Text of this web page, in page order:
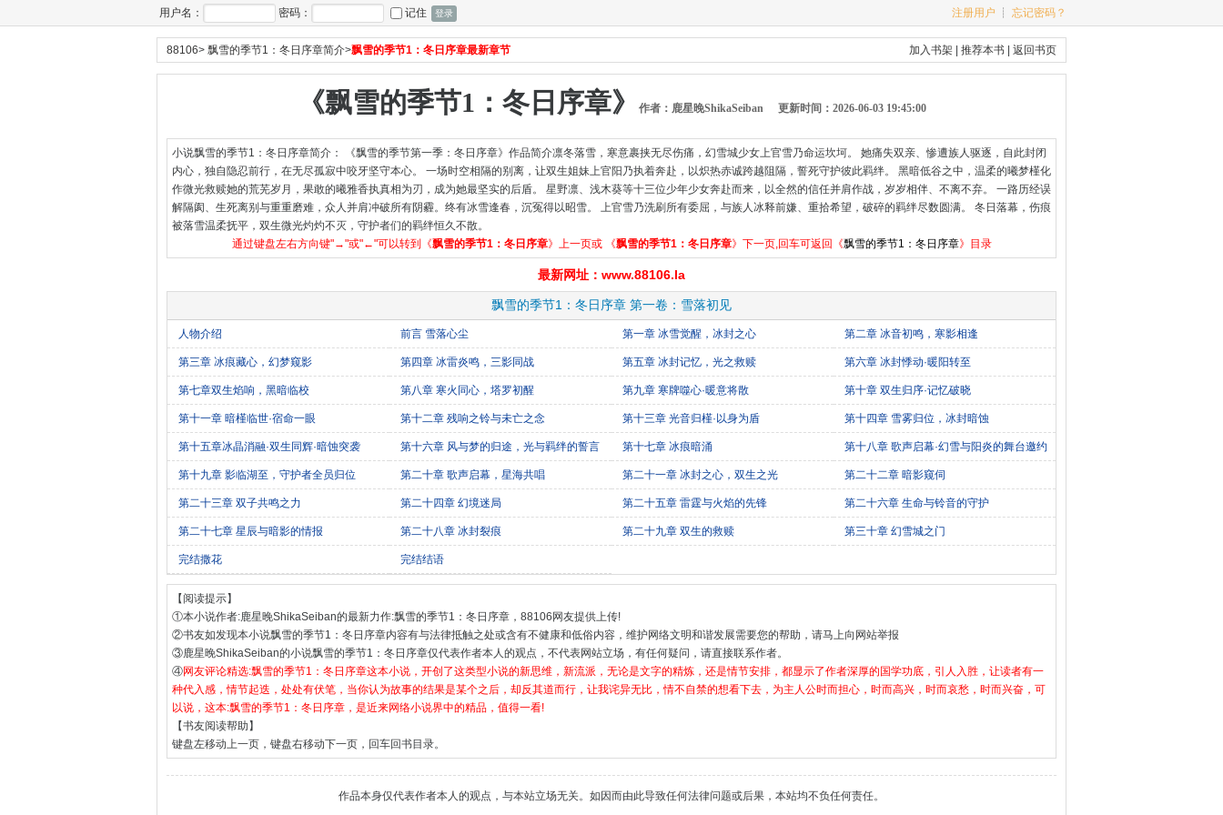
用户名： 密码： 记住 注册用户 ┊ 忘记密码？
88106> 飘雪的季节1：冬日序章简介>飘雪的季节1：冬日序章最新章节 加入书架 |推荐本书 |返回书页
《飘雪的季节1：冬日序章》 作者：鹿星晚ShikaSeiban 更新时间：2026-06-03 19:45:00
小说飘雪的季节1：冬日序章简介： 《飘雪的季节第一季：冬日序章》作品简介凛冬落雪，寒意裹挟无尽伤痛，幻雪城少女上官雪乃命运坎坷。 她痛失双亲、惨遭族人驱逐，自此封闭
内心，独自隐忍前行，在无尽孤寂中咬牙坚守本心。 一场时空相隔的别离，让双生姐妹上官阳乃执着奔赴，以炽热赤诚跨越阻隔，誓死守护彼此羁绊。 黑暗低谷之中，温柔的曦梦槿化
作微光救赎她的荒芜岁月，果敢的曦雅香执真相为刃，成为她最坚实的后盾。 星野凛、浅木葵等十三位少年少女奔赴而来，以全然的信任并肩作战，岁岁相伴、不离不弃。 一路历经误
解隔阂、生死离别与重重磨难，众人并肩冲破所有阴霾。终有冰雪逢春，沉冤得以昭雪。 上官雪乃洗刷所有委屈，与族人冰释前嫌、重拾希望，破碎的羁绊尽数圆满。 冬日落幕，伤痕
被落雪温柔抚平，双生微光灼灼不灭，守护者们的羁绊恒久不散。
通过键盘左右方向键"→"或"←"可以转到《飘雪的季节1：冬日序章》上一页或 《飘雪的季节1：冬日序章》下一页,回车可返回《飘雪的季节1：冬日序章》目录
最新网址：www.88106.la
飘雪的季节1：冬日序章 第一卷：雪落初见
人物介绍 前言 雪落心尘 第一章 冰雪觉醒，冰封之心 第二章 冰音初鸣，寒影相逢
第三章 冰痕藏心，幻梦窥影 第四章 冰雷炎鸣，三影同战 第五章 冰封记忆，光之救赎 第六章 冰封悸动·暖阳转至
第七章双生焰响，黑暗临校 第八章 寒火同心，塔罗初醒 第九章 寒牌噬心·暖意将散 第十章 双生归序·记忆破晓
第十一章 暗槿临世·宿命一眼 第十二章 残响之铃与未亡之念 第十三章 光音归槿·以身为盾 第十四章 雪雾归位，冰封暗蚀
第十五章冰晶消融·双生同辉·暗蚀突袭 第十六章 风与梦的归途，光与羁绊的誓言 第十七章 冰痕暗涌 第十八章 歌声启幕·幻雪与阳炎的舞台邀约
第十九章 影临湖至，守护者全员归位 第二十章 歌声启幕，星海共唱 第二十一章 冰封之心，双生之光 第二十二章 暗影窥伺
第二十三章 双子共鸣之力 第二十四章 幻境迷局 第二十五章 雷霆与火焰的先锋 第二十六章 生命与铃音的守护
第二十七章 星辰与暗影的情报 第二十八章 冰封裂痕 第二十九章 双生的救赎 第三十章 幻雪城之门
完结撒花 完结结语
【阅读提示】
①本小说作者:鹿星晚ShikaSeiban的最新力作:飘雪的季节1：冬日序章，88106网友提供上传!
②书友如发现本小说飘雪的季节1：冬日序章内容有与法律抵触之处或含有不健康和低俗内容，维护网络文明和谐发展需要您的帮助，请马上向网站举报
③鹿星晚ShikaSeiban的小说飘雪的季节1：冬日序章仅代表作者本人的观点，不代表网站立场，有任何疑问，请直接联系作者。
④网友评论精选:飘雪的季节1：冬日序章这本小说，开创了这类型小说的新思维，新流派，无论是文字的精炼，还是情节安排，都显示了作者深厚的国学功底，引人入胜，让读者有一
种代入感，情节起迭，处处有伏笔，当你认为故事的结果是某个之后，却反其道而行，让我诧异无比，情不自禁的想看下去，为主人公时而担心，时而高兴，时而哀愁，时而兴奋，可
以说，这本:飘雪的季节1：冬日序章，是近来网络小说界中的精品，值得一看!
【书友阅读帮助】
键盘左移动上一页，键盘右移动下一页，回车回书目录。
作品本身仅代表作者本人的观点，与本站立场无关。如因而由此导致任何法律问题或后果，本站均不负任何责任。